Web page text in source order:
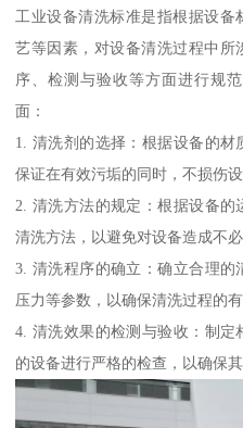
工业设备清洗标准是指根据设
艺等因素，对设备清洗过程中所
序、检测与验收等方面进行规
面：
1. 清洗剂的选择：根据设备的
保证在有效污垢的同时，不损伤
2. 清洗方法的规定：根据设备
清洗方法，以避免对设备造成不必
3. 清洗程序的确立：确立合理的
压力等参数，以确保清洗过程的有
4. 清洗效果的检测与验收：制
的设备进行严格的检查，以确保